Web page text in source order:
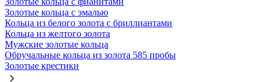
Золотые кольца с эмалью
Кольца из белого золота с бриллиантами
Кольца из желтого золота
Мужские золотые кольца
Обручальные кольца из золота 585 пробы
Золотые крестики